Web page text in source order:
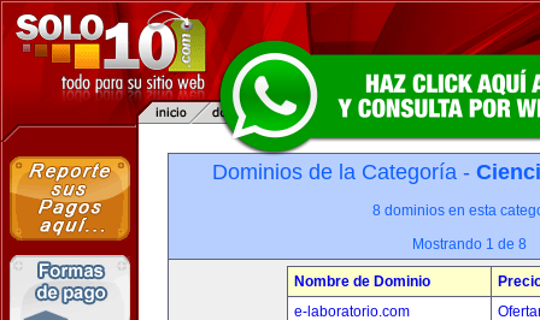
Dominios de la Categoría -
8 dominios en esta
Mostrando 1 de 8
Nombre de Dominio
e-laboratorio.com